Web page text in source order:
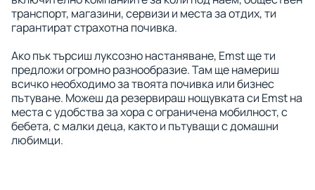
транспорт, магазини, сервизи и места за отдих, ти
гарантират страхотна почивка.
Ако пък търсиш луксозно настаняване, Emst ще ти
предложи огромно разнообразие. Там ще намериш
всичко необходимо за твоята почивка или бизнес
пътуване. Можеш да резервираш нощувката си Emst на
места с удобства за хора с ограничена мобилност, с
бебета, с малки деца, както и пътуващи с домашни
любимци.